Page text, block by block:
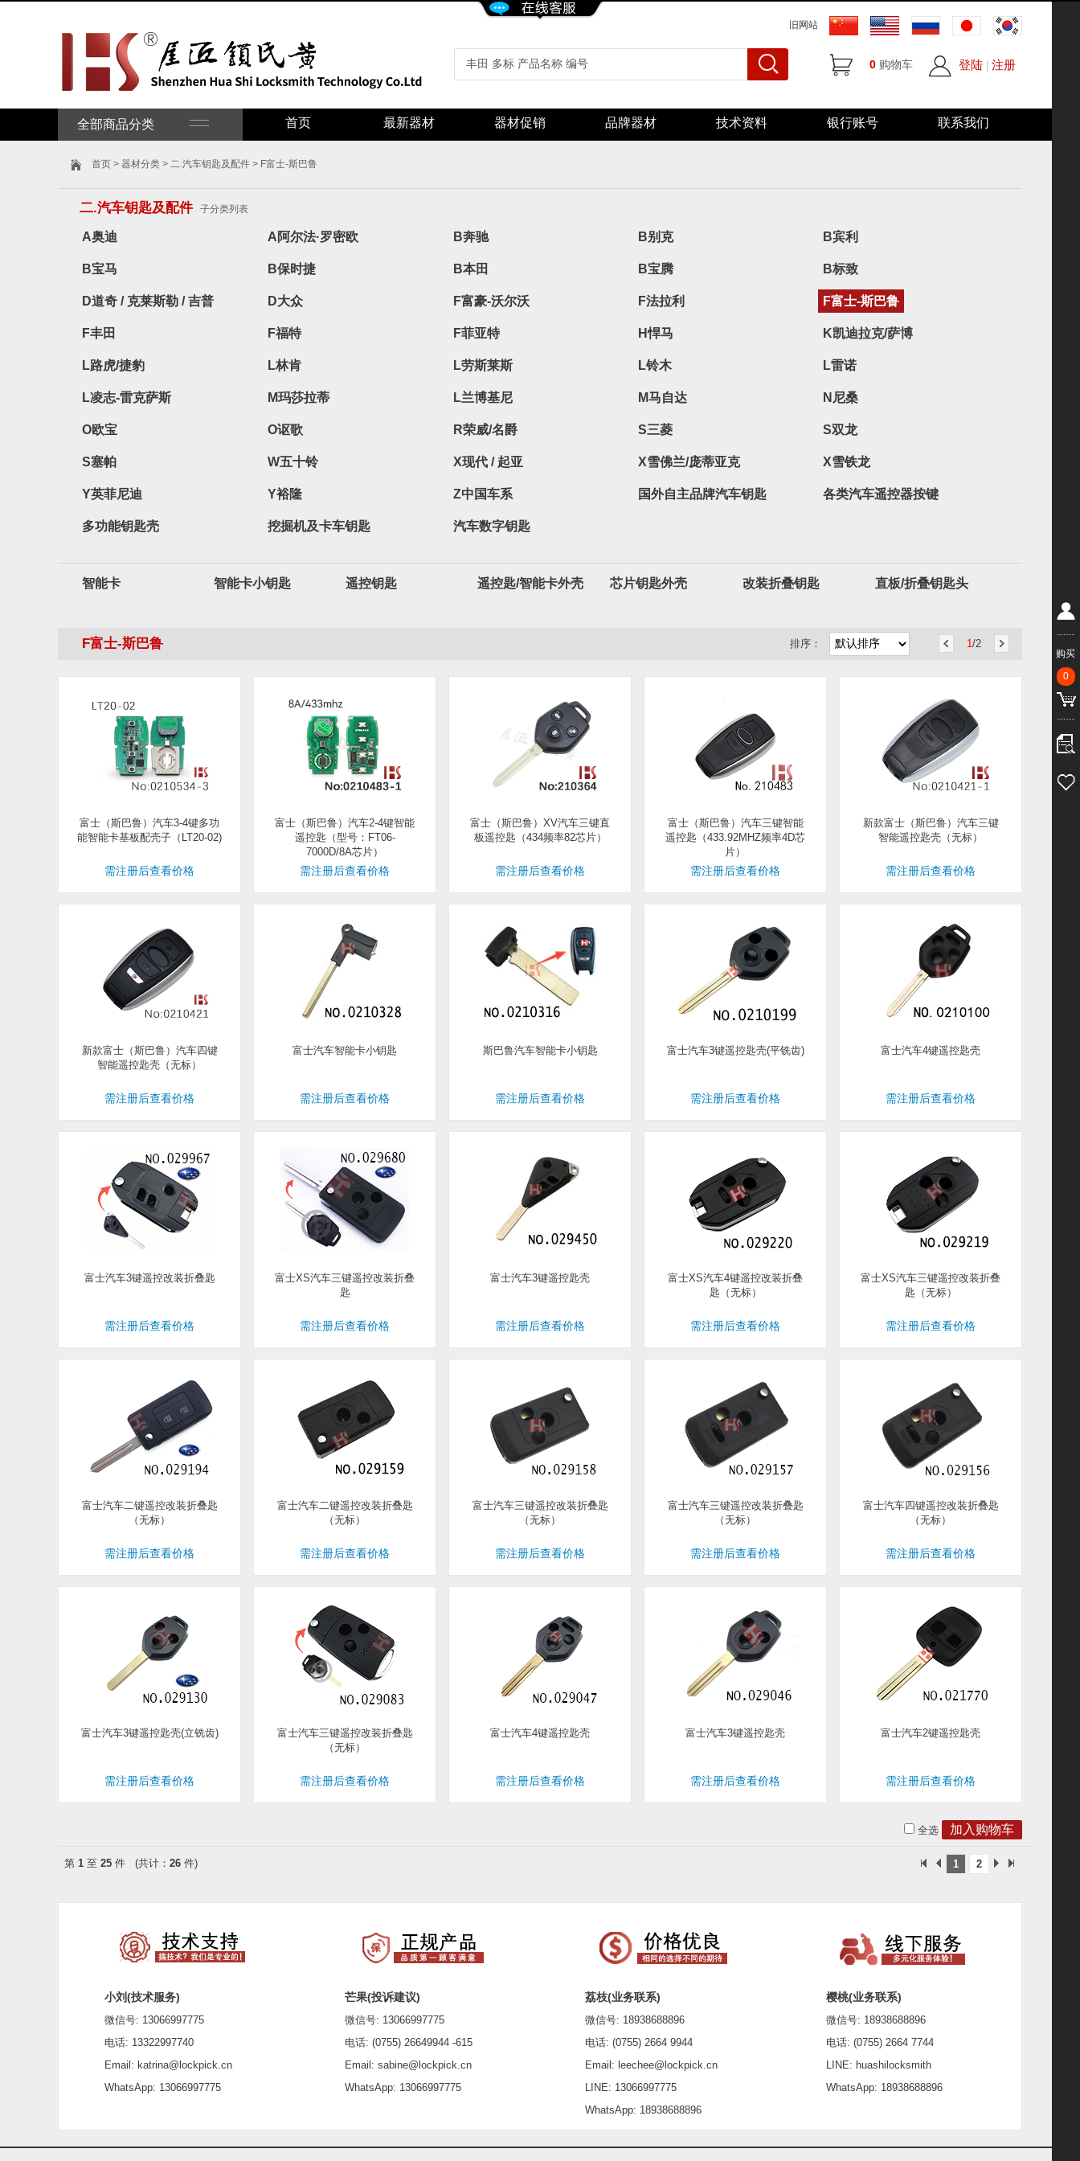
旧网站
0 购物车 登陆 注册
全部商品分类 首页 最新器材 器材促销 品牌器材 技术资料 银行账号 联系我们
首页 > 器材分类 > 二.汽车钥匙及配件 > F富士-斯巴鲁
二.汽车钥匙及配件 子分类列表
A奥迪 A阿尔法·罗密欧 B奔驰 B别克 B宾利
B宝马 B保时捷 B本田 B宝腾 B标致
D道奇 / 克莱斯勒 / 吉普 D大众 F富豪-沃尔沃 F法拉利 F富士-斯巴鲁
F丰田 F福特 F菲亚特 H悍马 K凯迪拉克/萨博
L路虎/捷豹 L林肯 L劳斯莱斯 L铃木 L雷诺
L凌志-雷克萨斯 M玛莎拉蒂 L兰博基尼 M马自达 N尼桑
O欧宝 O讴歌 R荣威/名爵 S三菱 S双龙
S塞帕 W五十铃 X现代 / 起亚 X雪佛兰/庞蒂亚克 X雪铁龙
Y英菲尼迪 Y裕隆 Z中国车系 国外自主品牌汽车钥匙 各类汽车遥控器按键
多功能钥匙壳 挖掘机及卡车钥匙 汽车数字钥匙
智能卡 智能卡小钥匙 遥控钥匙 遥控匙/智能卡外壳 芯片钥匙外壳 改装折叠钥匙 直板/折叠钥匙头
F富士-斯巴鲁 排序： 1/2
富士（斯巴鲁）汽车3-4键多功
能智能卡基板配壳子（LT20-02)
需注册后查看价格
富士（斯巴鲁）汽车2-4键智能
遥控匙（型号：FT06-
7000D/8A芯片）
需注册后查看价格
富士（斯巴鲁）XV汽车三键直
板遥控匙（434频率82芯片）
需注册后查看价格
富士（斯巴鲁）汽车三键智能
遥控匙（433.92MHZ频率4D芯
片）
需注册后查看价格
新款富士（斯巴鲁）汽车三键
智能遥控匙壳（无标）
需注册后查看价格
新款富士（斯巴鲁）汽车四键
智能遥控匙壳（无标）
需注册后查看价格
富士汽车智能卡小钥匙
需注册后查看价格
斯巴鲁汽车智能卡小钥匙
需注册后查看价格
富士汽车3键遥控匙壳(平铣齿)
需注册后查看价格
富士汽车4键遥控匙壳
需注册后查看价格
富士汽车3键遥控改装折叠匙
需注册后查看价格
富士XS汽车三键遥控改装折叠
匙
需注册后查看价格
富士汽车3键遥控匙壳
需注册后查看价格
富士XS汽车4键遥控改装折叠
匙（无标）
需注册后查看价格
富士XS汽车三键遥控改装折叠
匙（无标）
需注册后查看价格
富士汽车二键遥控改装折叠匙
（无标）
需注册后查看价格
富士汽车二键遥控改装折叠匙
（无标）
需注册后查看价格
富士汽车三键遥控改装折叠匙
（无标）
需注册后查看价格
富士汽车三键遥控改装折叠匙
（无标）
需注册后查看价格
富士汽车四键遥控改装折叠匙
（无标）
需注册后查看价格
富士汽车3键遥控匙壳(立铣齿)
需注册后查看价格
富士汽车三键遥控改装折叠匙
（无标）
需注册后查看价格
富士汽车4键遥控匙壳
需注册后查看价格
富士汽车3键遥控匙壳
需注册后查看价格
富士汽车2键遥控匙壳
需注册后查看价格
全选
第 1 至 25 件 (共计： 26 件) 1 2
小刘(技术服务)
微信号: 13066997775
电话: 13322997740
Email: katrina@lockpick.cn
WhatsApp: 13066997775
芒果(投诉建议)
微信号: 13066997775
电话: (0755) 26649944 -615
Email: sabine@lockpick.cn
WhatsApp: 13066997775
荔枝(业务联系)
微信号: 18938688896
电话: (0755) 2664 9944
Email: leechee@lockpick.cn
LINE: 13066997775
WhatsApp: 18938688896
樱桃(业务联系)
微信号: 18938688896
电话: (0755) 2664 7744
LINE: huashilocksmith
WhatsApp: 18938688896
购买
0